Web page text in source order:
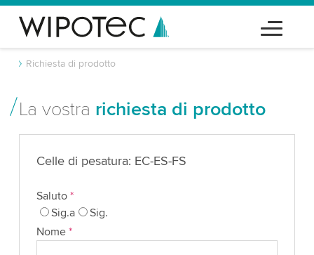
Richiesta di prodotto
La vostra richiesta di prodotto
Celle di pesatura: EC-ES-FS
Saluto *
Sig.a
Sig.
Nome *